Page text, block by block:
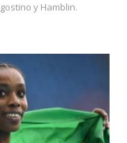
y Hamblin.